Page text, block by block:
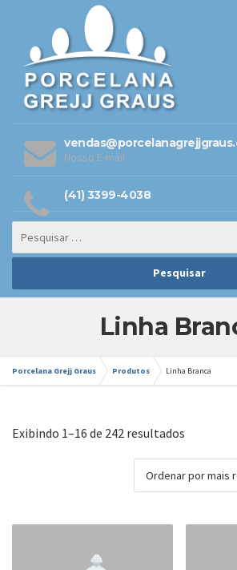
Nosso E-mail
(41) 3399-4038
Linha
Porcelana Grejj Graus Produtos Linha Branca
Exibindo 1–16 de 242 resultados
mais
recente